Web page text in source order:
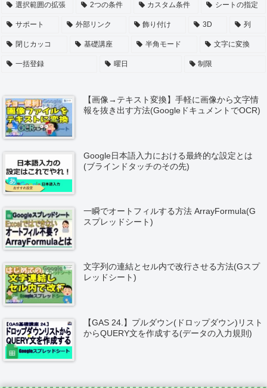
選択範囲の拡張 2つの条件 カスタム条件 シートの指定
サポート 外部リンク 飾り付け 3D 列
閉じカッコ 基礎講座 半角モード 文字に変換
一括登録 曜日 制限
【画像→テキスト変換】手軽に画像から文字情
報を抜き出す方法(GoogleドキュメントでOCR)
Google日本語入力における最終的な設定とは
(ブラインドタッチのその先)
一瞬でオートフィルする方法 ArrayFormula(G
スプレッドシート)
文字列の連結とセル内で改行させる方法(Gスプ
レッドシート)
【GAS 24.】プルダウン(ドロップダウン)リスト
からQUERY文を作成する(データの入力規則)